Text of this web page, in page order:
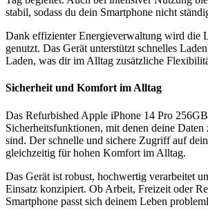
stabil, sodass du dein Smartphone nicht
Dank effizienter Energieverwaltung wird die
genutzt. Das Gerät unterstützt schnelles
Laden, was dir im Alltag zusätzliche
Sicherheit und Komfort im Alltag
Das Refurbished Apple iPhone 14 Pro
Sicherheitsfunktionen, mit denen deine Daten
sind. Der schnelle und sichere Zugriff auf
gleichzeitig für hohen Komfort im Alltag.
Das Gerät ist robust, hochwertig verarbeitet
Einsatz konzipiert. Ob Arbeit, Freizeit oder
Smartphone passt sich deinem Leben